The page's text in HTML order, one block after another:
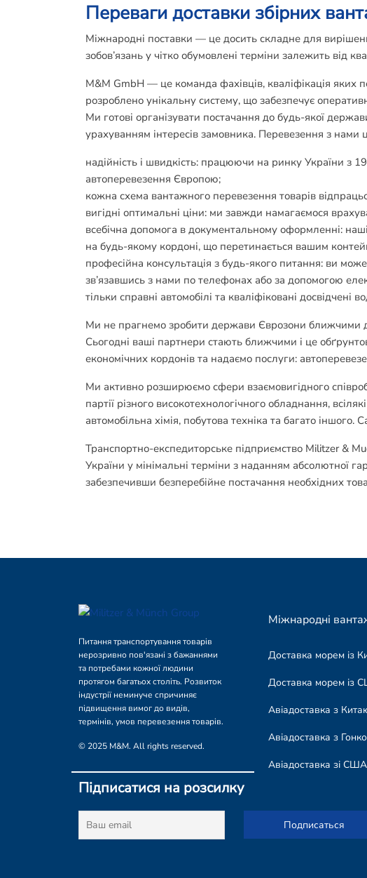
Переваги доставки збірних
Міжнародні поставки — це досить складне для
зобов’язань у чітко обумовлені терміни залежить від
M&M GmbH — це команда фахівців, кваліфікація яких
розроблено унікальну систему, що забезпечує
Ми готові організувати постачання до будь-якої
урахуванням інтересів замовника. Перевезення з нами
надійність і швидкість: працюючи на ринку України
автоперевезення Європою;
кожна схема вантажного перевезення товарів
вигідні оптимальні ціни: ми завжди намагаємося
всебічна допомога в документальному оформленні:
на будь-якому кордоні, що перетинається вашим
професійна консультація з будь-якого питання: ви
зв’язавшись з нами по телефонах або за допомогою
тільки справні автомобілі та кваліфіковані досвідчені
Ми не прагнемо зробити держави Єврозони ближчими
Сьогодні ваші партнери стають ближчими і це
економічних кордонів та надаємо послуги:
Ми активно розширюємо сфери взаємовигідного
партії різного високотехнологічного обладнання,
автомобільна хімія, побутова техніка та багато
Транспортно-експедиторське підприємство Militzer &
України у мінімальні терміни з наданням абсолютної
забезпечивши безперебійне постачання необхідних
Питання транспортування товарів
нерозривно пов'язані з бажаннями
та потребами кожної людини
протягом багатьох століть. Розвиток
індустрії неминуче спричиняє
підвищення вимог до видів,
термінів, умов перевезення товарів.
© 2025 M&M. All rights reserved.
Міжнародні
Доставка морем із
Доставка морем із
Авіадоставка з
Авіадоставка з
Авіадоставка зі США
Підписатися на розсилку